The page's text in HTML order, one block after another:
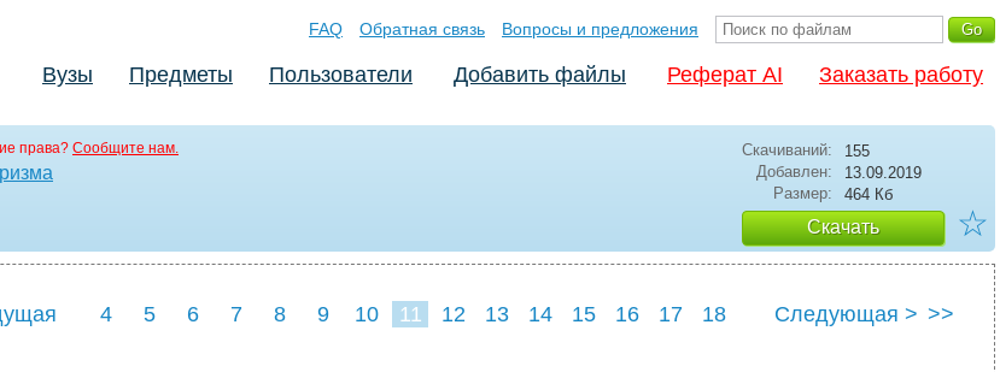
FAQ Обратная связь Вопросы и предложения
Вузы Предметы Пользователи Добавить файлы Реферат AI Заказать работу
права? Сообщите нам. Скачиваний:
155
Добавлен:
13.09.2019
Размер:
464 Кб
Скачать ☆
4 5 6 7 8 9 10 11 12 13 14 15 16 17
18
Следующая > >>